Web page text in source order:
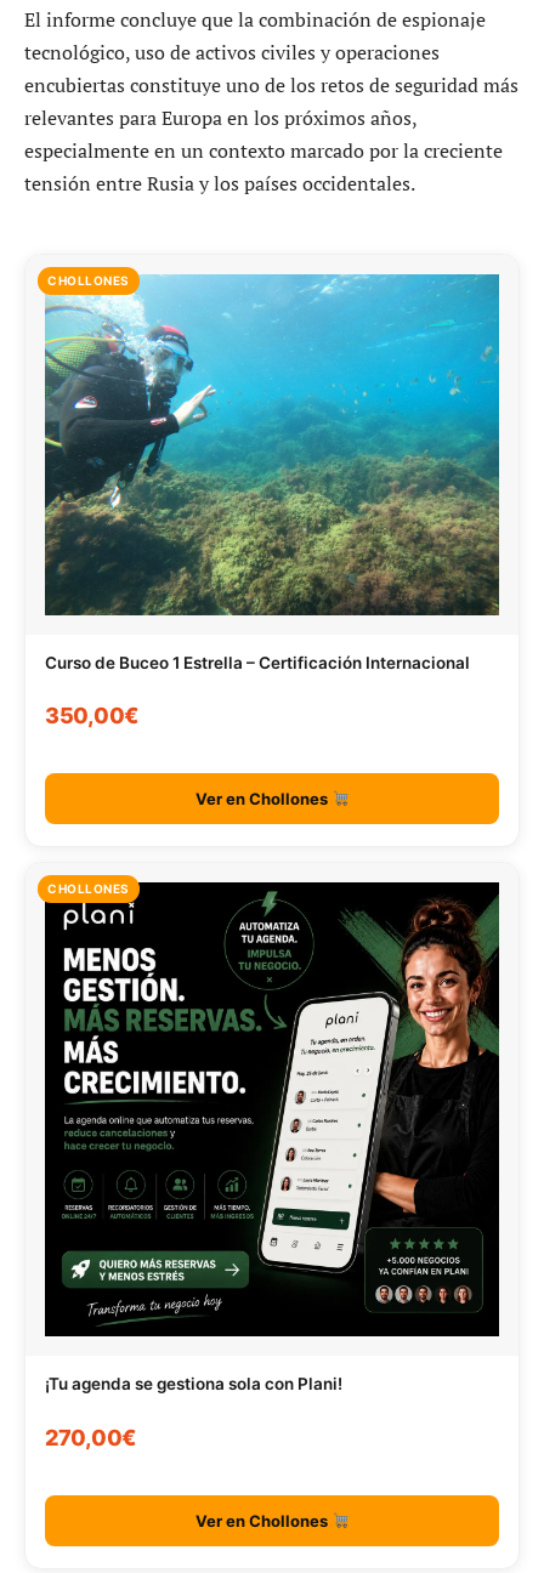
El informe concluye que la combinación de espionaje
tecnológico, uso de activos civiles y operaciones
encubiertas constituye uno de los retos de seguridad más
relevantes para Europa en los próximos años,
especialmente en un contexto marcado por la creciente
tensión entre Rusia y los países occidentales.
CHOLLONES
Curso de Buceo 1 Estrella – Certificación Internacional
350,00€
Ver en Chollones
CHOLLONES
¡Tu agenda se gestiona sola con Plani!
270,00€
Ver en Chollones